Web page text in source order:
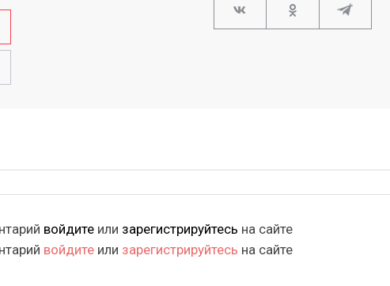
войдите или зарегистрируйтесь на сайте
войдите или зарегистрируйтесь на сайте